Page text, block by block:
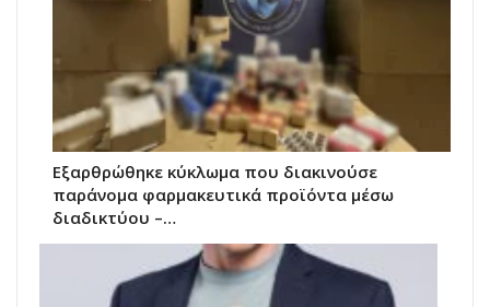
Εξαρθρώθηκε κύκλωμα που διακινούσε
παράνομα φαρμακευτικά προϊόντα μέσω
διαδικτύου –…